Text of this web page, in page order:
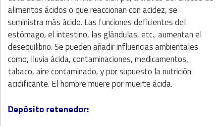
alimentos ácidos o que reaccionan con acidez, se
suministra más ácido. Las funciones deficientes del
estómago, el intestino, las glándulas, etc., aumentan el
desequilibrio. Se pueden añadir influencias ambientales
como, lluvia ácida, contaminaciones, medicamentos,
tabaco, aire contaminado, y por supuesto la nutrición
acidificante. El hombre muere por muerte ácida.
Depósito retenedor: